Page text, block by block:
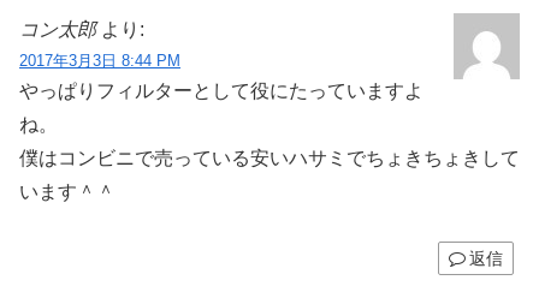
コン太郎 より:
2017年3月3日 8:44 PM
やっぱりフィルターとして役にたっていますよ
ね。
僕はコンビニで売っている安いハサミでちょきちょきして
います＾＾
返信